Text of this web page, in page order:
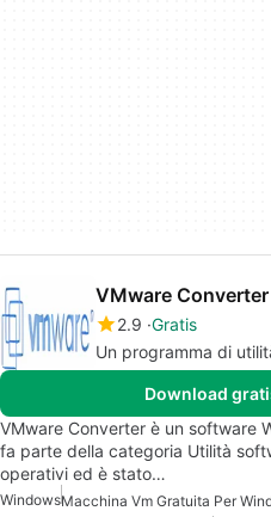
VMware Converter
2.9 Gratis
Un programma di
Download
VMware Converter è un software
fa parte della categoria Utilità
operativi ed è stato…
WindowsMacchina Vm Gratuita Per